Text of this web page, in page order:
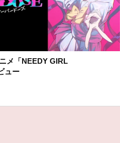
メ「NEEDY GIRL
ュー